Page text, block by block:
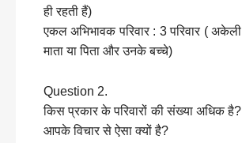
ही रहती हैं)
एकल अभिभावक परिवार : 3 परिवार ( अकेली
माता या पिता और उनके बच्चे)
Question 2.
किस प्रकार के परिवारों की संख्या अधिक है?
आपके विचार से ऐसा क्यों है?